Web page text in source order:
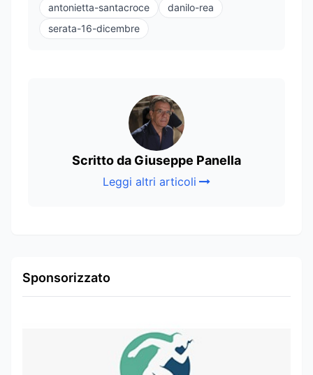
antonietta-santacroce
danilo-rea
serata-16-dicembre
Scritto da Giuseppe Panella
Leggi altri articoli
Sponsorizzato